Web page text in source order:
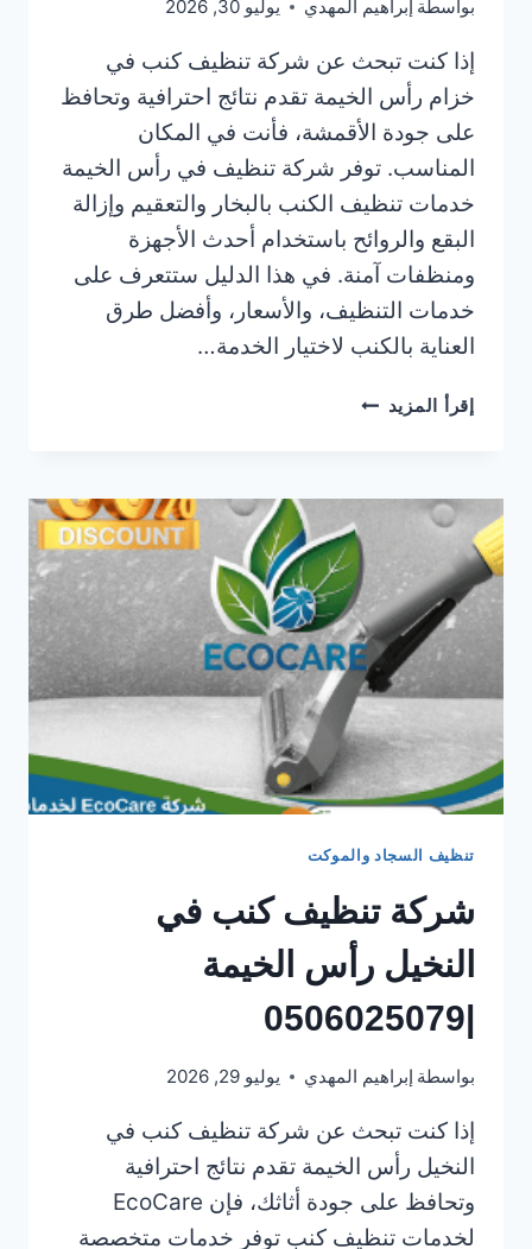
بواسطة إبراهيم المهدي يوليو 30, 2026
إذا كنت تبحث عن شركة تنظيف كنب في
خزام رأس الخيمة تقدم نتائج احترافية وتحافظ
على جودة الأقمشة، فأنت في المكان
المناسب. توفر شركة تنظيف في رأس الخيمة
خدمات تنظيف الكنب بالبخار والتعقيم وإزالة
البقع والروائح باستخدام أحدث الأجهزة
ومنظفات آمنة. في هذا الدليل ستتعرف على
خدمات التنظيف، والأسعار، وأفضل طرق
العناية بالكنب لاختيار الخدمة…
إقرأ المزيد شركة
رأس
الخيمة
|0506025079
تنظيف السجاد والموكت
شركة تنظيف كنب في
النخيل رأس الخيمة
|0506025079
بواسطة إبراهيم المهدي يوليو 29, 2026
إذا كنت تبحث عن شركة تنظيف كنب في
النخيل رأس الخيمة تقدم نتائج احترافية
وتحافظ على جودة أثاثك، فإن EcoCare
لخدمات تنظيف كنب توفر خدمات متخصصة